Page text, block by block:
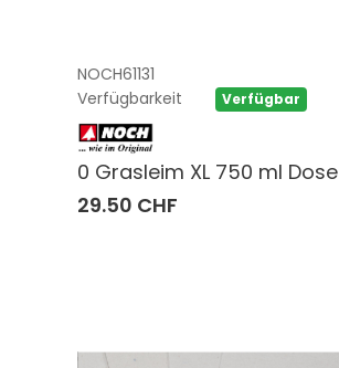
NOCH61131
Verfügbarkeit
Verfügbar
0 Grasleim XL 750 ml Dose
29.50 CHF